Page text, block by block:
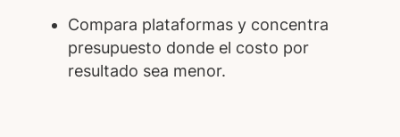
Compara plataformas y concentra
presupuesto donde el costo por
resultado sea menor.